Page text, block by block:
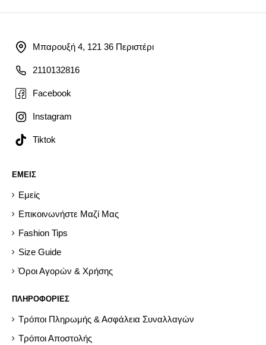
Μπαρουξή 4, 121 36 Περιστέρι
2110132816
Facebook
Instagram
Tiktok
ΕΜΕΙΣ
Εμείς
Επικοινωνήστε Μαζί Μας
Fashion Tips
Size Guide
Όροι Αγορών & Χρήσης
ΠΛΗΡΟΦΟΡΙΕΣ
Τρόποι Πληρωμής & Ασφάλεια Συναλλαγών
Τρόποι Αποστολής